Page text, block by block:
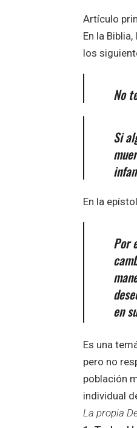
Artículo
En la
los
No
Si
En la
Por
en
Es una
pero no
población
individual
La propia